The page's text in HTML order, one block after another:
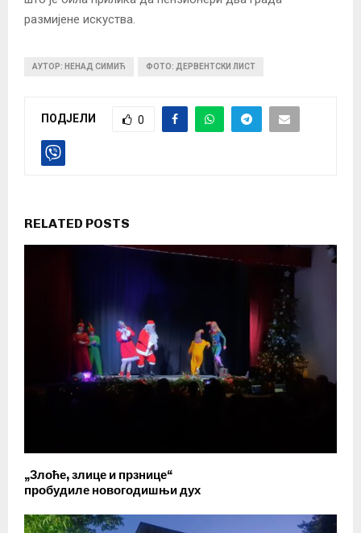
размијене искуства.
АУТОР: НЕНАД СИМИЋ ФОТО: ДЕРВЕНТСКИ ЛИСТ
ПОДЈЕЛИ 0
RELATED POSTS
„Злоће, злице и прзнице“
пробудиле новогодишњи дух